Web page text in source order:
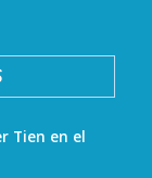
Tien en el